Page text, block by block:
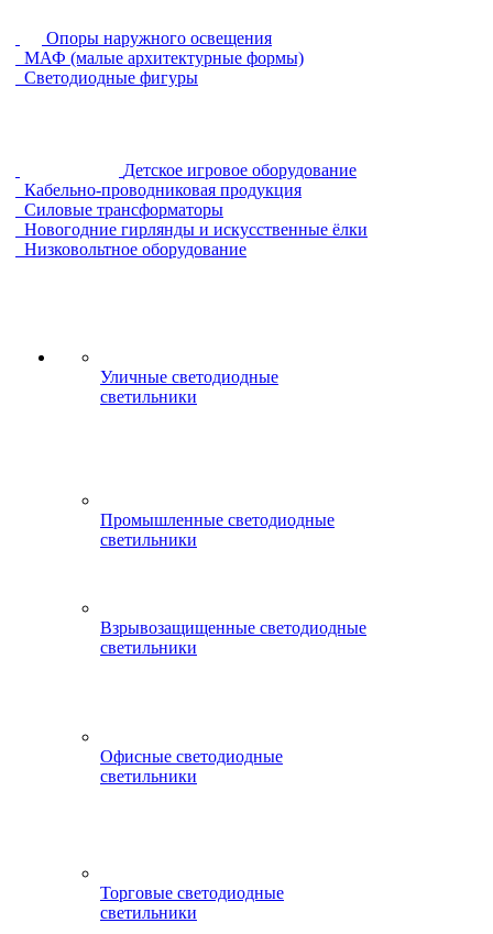
Опоры наружного освещения
МАФ (малые архитектурные формы)
Светодиодные фигуры
Детское игровое оборудование
Кабельно-проводниковая продукция
Силовые трансформаторы
Новогодние гирлянды и искусственные ёлки
Низковольтное оборудование
Уличные светодиодные
светильники
Промышленные светодиодные
светильники
Взрывозащищенные светодиодные
светильники
Офисные светодиодные
светильники
Торговые светодиодные
светильники